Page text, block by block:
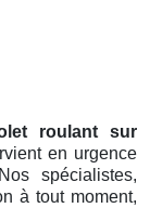
roulant sur
en urgence
spécialistes,
à tout moment,